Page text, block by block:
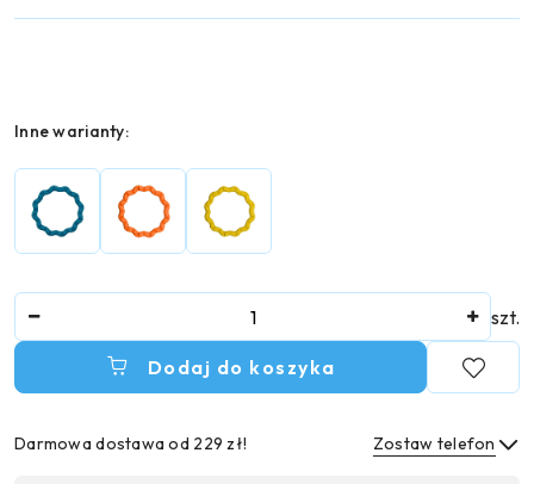
Wariant
Inne warianty:
szt.
Dodaj do koszyka
Darmowa dostawa od 229 zł! Zostaw telefon